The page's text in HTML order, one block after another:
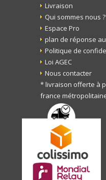
Livraison
Qui sommes nous ?
Espace Pro
plan de réponse
Politique de
Loi AGEC
Nous contacter
* livraison offerte à
france